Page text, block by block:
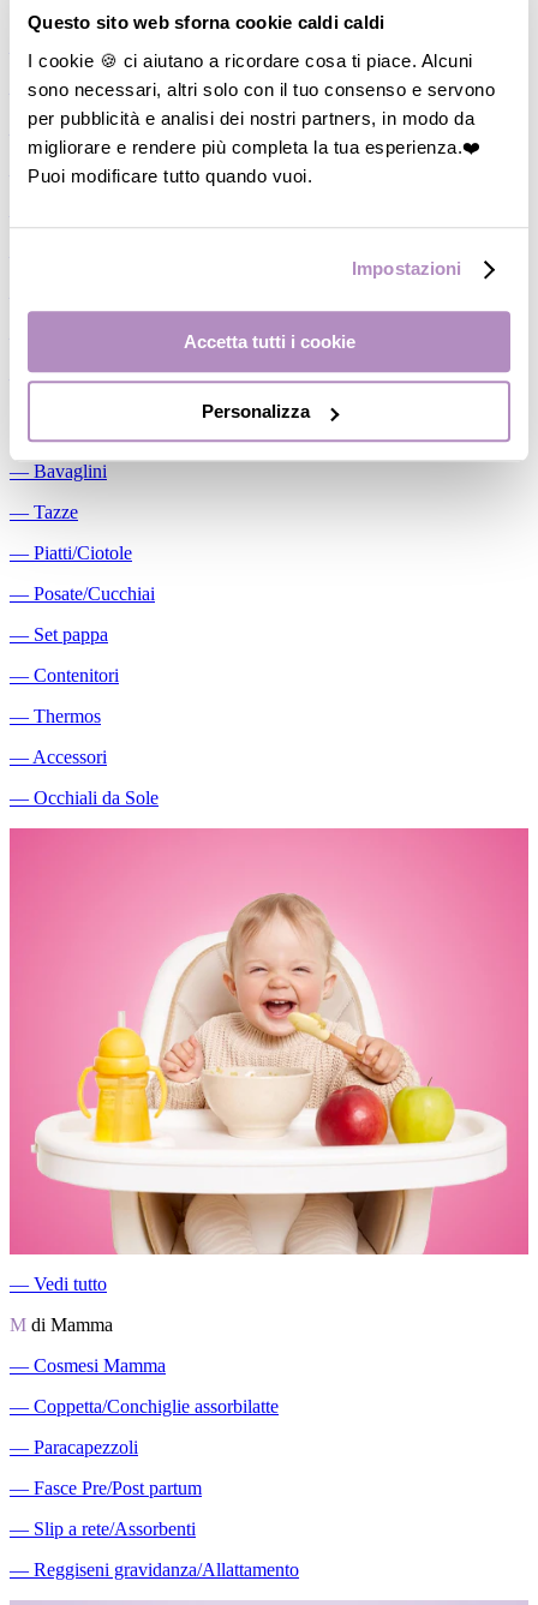
Questo sito web sforna cookie caldi caldi
I cookie 🍪 ci aiutano a ricordare cosa ti piace. Alcuni
sono necessari, altri solo con il tuo consenso e servono
per pubblicità e analisi dei nostri partners, in modo da
migliorare e rendere più completa la tua esperienza.❤️
Puoi modificare tutto quando vuoi.
Impostazioni
Accetta tutti i cookie
Personalizza
―
Cuscini allattamento
―Biberon
―
Tettarelle
―Succhietti
Conservalatte Materno
―Massaggiagengive
― Bavaglini
― Tazze
― Piatti/Ciotole
― Posate/Cucchiai
― Set pappa
― Contenitori
― Thermos
― Accessori
― Occhiali da Sole
― Vedi tutto
M di Mamma
― Cosmesi Mamma
― Coppetta/Conchiglie assorbilatte
― Paracapezzoli
― Fasce Pre/Post partum
― Slip a rete/Assorbenti
― Reggiseni gravidanza/Allattamento